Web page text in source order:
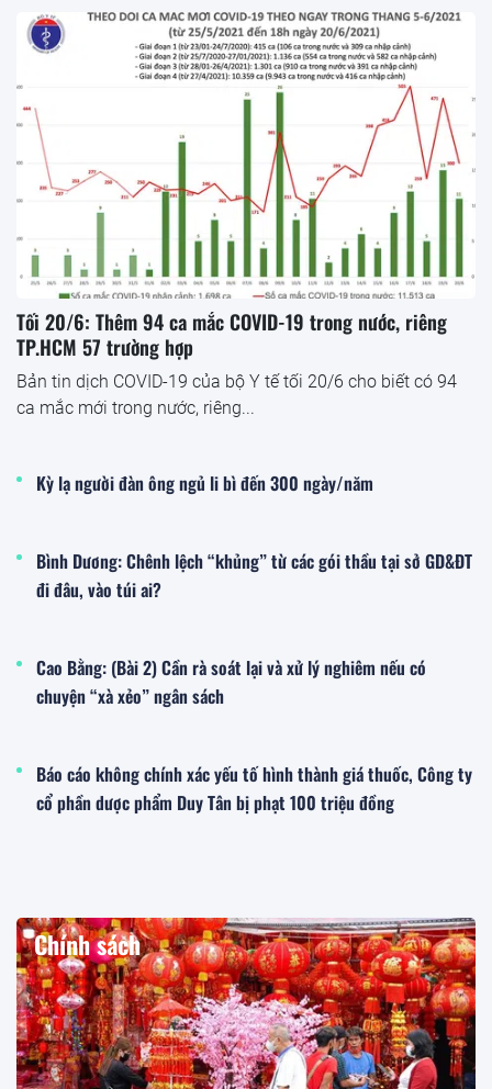
Tối 20/6: Thêm 94 ca mắc COVID-19 trong nước, riêng
TP.HCM 57 trường hợp
Bản tin dịch COVID-19 của bộ Y tế tối 20/6 cho biết có 94
ca mắc mới trong nước, riêng...
Kỳ lạ người đàn ông ngủ li bì đến 300 ngày/năm
Bình Dương: Chênh lệch “khủng” từ các gói thầu tại sở GD&ĐT
đi đâu, vào túi ai?
Cao Bằng: (Bài 2) Cần rà soát lại và xử lý nghiêm nếu có
chuyện “xà xẻo” ngân sách
Báo cáo không chính xác yếu tố hình thành giá thuốc, Công ty
cổ phần dược phẩm Duy Tân bị phạt 100 triệu đồng
Chính sách